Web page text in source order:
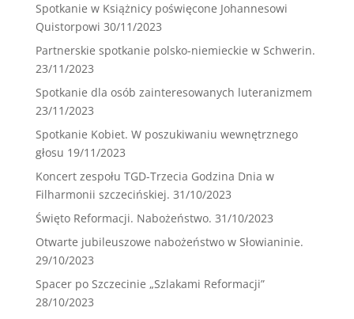
Spotkanie w Książnicy poświęcone Johannesowi
Quistorpowi 30/11/2023
Partnerskie spotkanie polsko-niemieckie w Schwerin.
23/11/2023
Spotkanie dla osób zainteresowanych luteranizmem
23/11/2023
Spotkanie Kobiet. W poszukiwaniu wewnętrznego
głosu 19/11/2023
Koncert zespołu TGD-Trzecia Godzina Dnia w
Filharmonii szczecińskiej. 31/10/2023
Święto Reformacji. Nabożeństwo. 31/10/2023
Otwarte jubileuszowe nabożeństwo w Słowianinie.
29/10/2023
Spacer po Szczecinie „Szlakami Reformacji”
28/10/2023